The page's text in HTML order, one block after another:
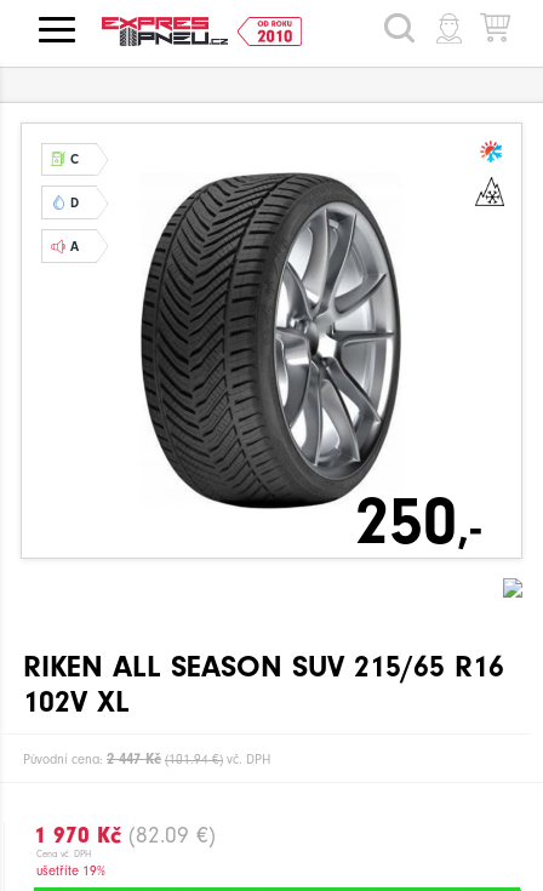
HLEDAT
C
D
A
250,-
RIKEN ALL SEASON SUV 215/65 R16
102V XL
Původní cena: 2 447 Kč (101.94 €) vč. DPH
1 970 Kč (82.09 €)
Cena vč. DPH
ušetříte 19%